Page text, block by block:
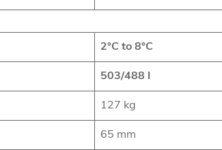
2°C to 8°C
503/488 l
127 kg
65 mm